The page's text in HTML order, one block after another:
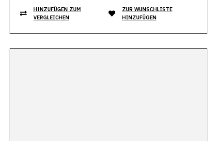
HINZUFÜGEN ZUM
VERGLEICHEN
ZUR WUNSCHLISTE
HINZUFÜGEN